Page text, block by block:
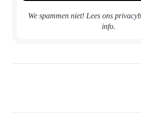
We spammen niet! Lees ons
info.